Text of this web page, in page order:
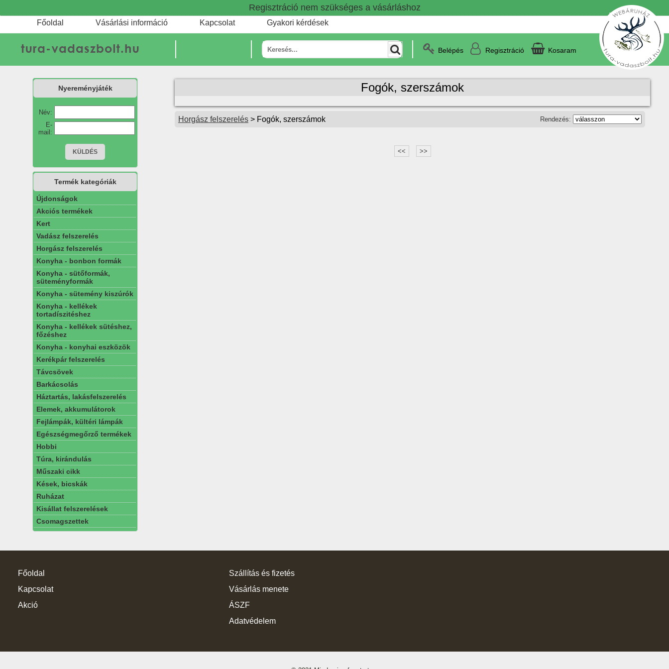
Regisztráció nem szükséges a vásárláshoz
Főoldal Vásárlási információ Kapcsolat Gyakori kérdések
Belépés Regisztráció Kosaram
Nyereményjáték
Név:
E-
mail:
Termék kategóriák
Újdonságok
Akciós termékek
Kert
Vadász felszerelés
Horgász felszerelés
Konyha - bonbon formák
Konyha - sütőformák,
süteményformák
Konyha - sütemény kiszúrók
Konyha - kellékek
tortadíszitéshez
Konyha - kellékek sütéshez,
főzéshez
Konyha - konyhai eszközök
Kerékpár felszerelés
Távcsövek
Barkácsolás
Háztartás, lakásfelszerelés
Elemek, akkumulátorok
Fejlámpák, kültéri lámpák
Egészségmegőrző termékek
Hobbi
Túra, kirándulás
Műszaki cikk
Kések, bicskák
Ruházat
Kisállat felszerelések
Csomagszettek
Fogók, szerszámok
Rendezés:
Horgász felszerelés > Fogók, szerszámok
<< >>
Főoldal
Kapcsolat
Akció
Szállítás és fizetés
Vásárlás menete
ÁSZF
Adatvédelem